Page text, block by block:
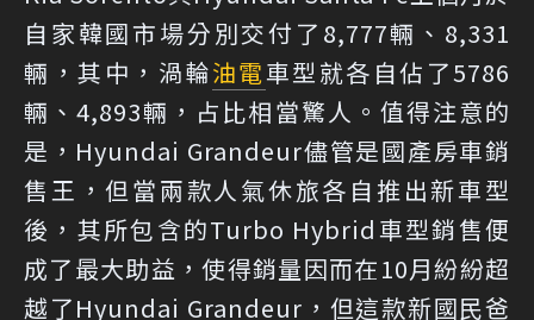
自家韓國市場分別交付了8,777輛、8,331
輛，其中，渦輪油電車型就各自佔了5786
輛、4,893輛，占比相當驚人。值得注意的
是，Hyundai Grandeur儘管是國產房車銷
售王，但當兩款人氣休旅各自推出新車型
後，其所包含的Turbo Hybrid車型銷售便
成了最大助益，使得銷量因而在10月紛紛超
越了Hyundai Grandeur，但這款新國民爸